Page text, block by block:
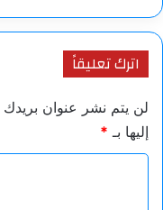
اترك تعليقاً
لن يتم نشر عنوان بريدك
إليها بـ *